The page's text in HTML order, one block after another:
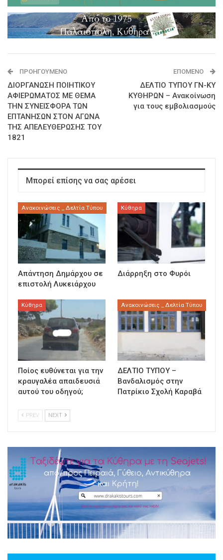
ΠΡΟΗΓΟΎΜΕΝΟ
ΔΙΟΡΓΑΝΩΣΗ ΠΟΙΗΤΙΚΟΥ
ΑΦΙΕΡΩΜΑΤΟΣ ΜΕ ΘΕΜΑ
ΤΗΝ ΣΥΝΕΙΣΦΟΡΑ ΤΩΝ
ΕΠΤΑΝΗΣΩΝ ΣΤΟΝ ΑΓΩΝΑ
ΤΗΣ ΑΠΕΛΕΥΘΕΡΩΣΗΣ ΤΟΥ
1821
ΕΠΌΜΕΝΟ
ΔΕΛΤΙΟ ΤΥΠΟΥ ΓΝ-ΚΥ
ΚΥΘΗΡΩΝ – Ανακοίνωση
για τους εμβολιασμούς
Μπορεί επίσης να σας αρέσει
Ανακοινώσεις _ Δελτία Τύπου
Απάντηση Δημάρχου σε
επιστολή Λυκειάρχου
Κύθηρα
Διάρρηξη στο Φυρόι
Κύθηρα
Ποίος ευθύνεται για την
κραυγαλέα απαιδευσιά
αυτού του οδηγού;
Ανακοινώσεις _ Δελτία Τύπου
ΔΕΛΤΙΟ ΤΥΠΟΥ –
Βανδαλισμός στην
Πατρίκιο Σχολή Καραβά
PREV NEXT